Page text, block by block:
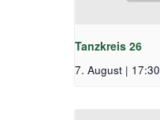
Tanzkreis 26
7. August | 17:30